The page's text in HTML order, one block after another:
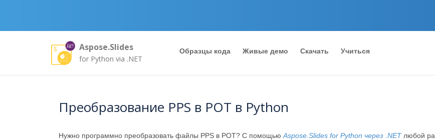
Aspose.Slides
for Python via .NET
Образцы кода Живые демо Скачать Учиться
Преобразование PPS в POT в Python
Нужно программно преобразовать файлы PPS в POT? С помощью Aspose.Slides for Python через .NETлюбой